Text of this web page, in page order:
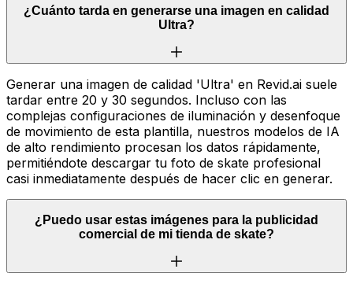
¿Cuánto tarda en generarse una imagen en calidad
Ultra?
Generar una imagen de calidad 'Ultra' en Revid.ai suele
tardar entre 20 y 30 segundos. Incluso con las
complejas configuraciones de iluminación y desenfoque
de movimiento de esta plantilla, nuestros modelos de IA
de alto rendimiento procesan los datos rápidamente,
permitiéndote descargar tu foto de skate profesional
casi inmediatamente después de hacer clic en generar.
¿Puedo usar estas imágenes para la publicidad
comercial de mi tienda de skate?